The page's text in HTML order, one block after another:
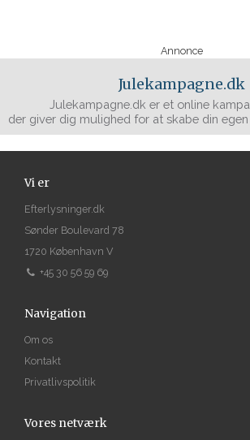
Annonce
Julekampagne.dk
Julekampagne.dk er et online
der giver dig mulighed for at skabe din
Vi er
Efterlysninger.dk
Sønder Boulevard 78
1720 København V
+45 30 56 59 69
Navigation
Om os
Kontakt
Privatlivspolitik
Vores netværk